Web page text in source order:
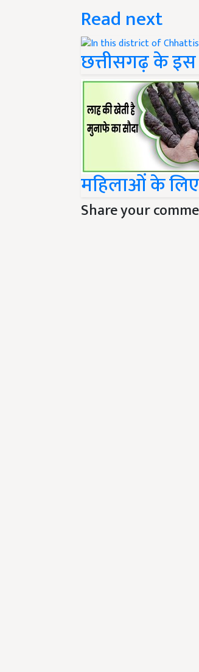
Read next
छत्तीसगढ़ के इस
महिलाओं के
Share your